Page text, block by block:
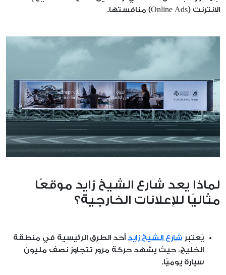
الانترنت (Online Ads) منافستها.
لماذا يعد شارع الشيخ زايد موقعًا
مثاليًا للإعلانات الخارجية؟
يُعتبر شارع الشيخ زايد أحد الطرق الرئيسية في منطقة
الخليج، حيث يشهد حركة مرور تتجاوز نصف مليون
سيارة يوميًا.